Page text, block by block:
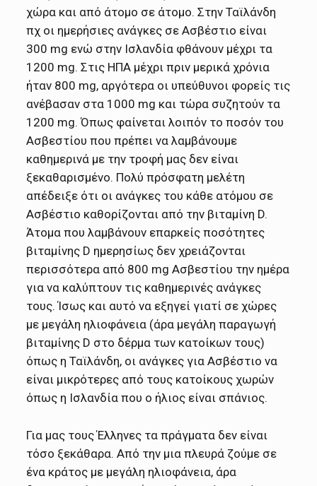
χώρα και από άτομο σε άτομο. Στην Ταϊλάνδη
πχ οι ημερήσιες ανάγκες σε Ασβέστιο είναι
300 mg ενώ στην Ισλανδία φθάνουν μέχρι τα
1200 mg. Στις ΗΠΑ μέχρι πριν μερικά χρόνια
ήταν 800 mg, αργότερα οι υπεύθυνοι φορείς τις
ανέβασαν στα 1000 mg και τώρα συζητούν τα
1200 mg. Όπως φαίνεται λοιπόν το ποσόν του
Ασβεστίου που πρέπει να λαμβάνουμε
καθημερινά με την τροφή μας δεν είναι
ξεκαθαρισμένο. Πολύ πρόσφατη μελέτη
απέδειξε ότι οι ανάγκες του κάθε ατόμου σε
Ασβέστιο καθορίζονται από την βιταμίνη D.
Άτομα που λαμβάνουν επαρκείς ποσότητες
βιταμίνης D ημερησίως δεν χρειάζονται
περισσότερα από 800 mg Ασβεστίου την ημέρα
για να καλύπτουν τις καθημερινές ανάγκες
τους. Ίσως και αυτό να εξηγεί γιατί σε χώρες
με μεγάλη ηλιοφάνεια (άρα μεγάλη παραγωγή
βιταμίνης D στο δέρμα των κατοίκων τους)
όπως η Ταϊλάνδη, οι ανάγκες για Ασβέστιο να
είναι μικρότερες από τους κατοίκους χωρών
όπως η Ισλανδία που ο ήλιος είναι σπάνιος.
Για μας τους Έλληνες τα πράγματα δεν είναι
τόσο ξεκάθαρα. Από την μια πλευρά ζούμε σε
ένα κράτος με μεγάλη ηλιοφάνεια, άρα